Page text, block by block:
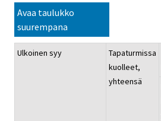
Avaa taulukko
suurempana
Ulkoinen syy
Tapaturmissa
kuolleet,
yhteensä